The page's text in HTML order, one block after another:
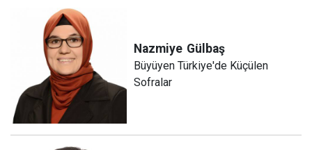
Nazmiye Gülbaş
Büyüyen Türkiye'de Küçülen
Sofralar